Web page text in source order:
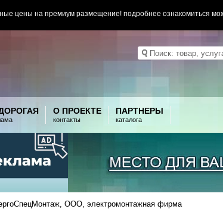
цены на премиум размещение! подробнее ознакомиться
О ПРОЕКТЕ
контакты
ПАРТНЕРЫ
каталога
ООО, электромонтажная фирма